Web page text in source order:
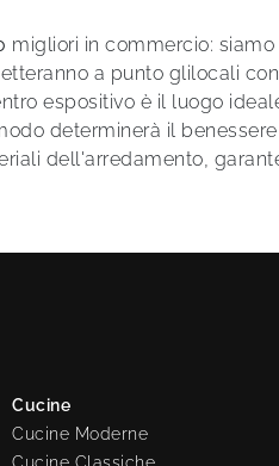
migliori in commercio:
a punto glilocali
espositivo è il luogo
determinerà il
dell'arredamento,
Cucine
Cucine Moderne